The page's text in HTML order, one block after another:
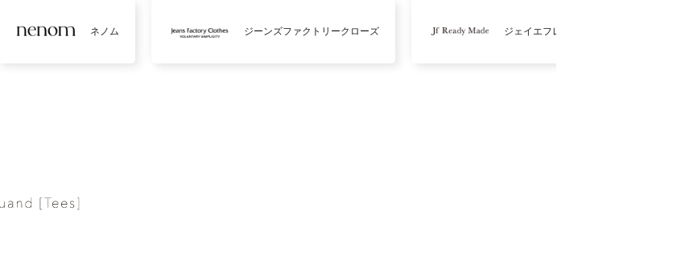
ネノム ジーンズファクトリークローズ ジェイエフレディメイド